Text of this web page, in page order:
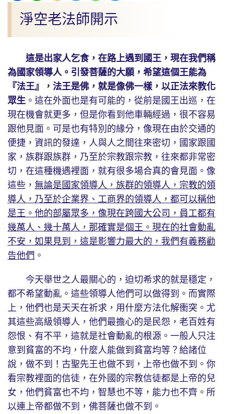
淨空老法師開示
這是出家人乞食，在路上遇到國王，現在我們稱
為國家領導人。引發菩薩的大願，希望這個王能為
『法王』，法王是佛，就是像佛一樣，以正法來教化
眾生 。這在外面也是有可能的，從前是國王出巡，在
現在機會就更多，但是你看到他車輛經過，很不容易
跟他見面。可是也有特別的緣分，像現在由於交通的
便捷，資訊的發達，人與人之間往來密切，國家跟國
家，族群跟族群，乃至於宗教跟宗教，往來都非常密
切，在這種機遇裡面，就有很多場合真的會見面。像
這些， 無論是國家領導人，族群的領導人，宗教的領
導人，乃至於企業界、工商界的領導人，都可以稱他
是王。他的部屬眾多，像現在跨國大公司，員工都有
幾萬人、幾十萬人，那確實是個王。現在的社會動亂
不安，如果見到，這是影響力最大的，我們有義務勸
告他們 。
今天舉世之人最關心的，迫切希求的就是穩定，
都不希望動亂。這些領導人他們可以做得到。而實際
上，他們也是天天在祈求，用什麼方法化解衝突。尤
其這些高級領導人，他們最擔心的是民怨，老百姓有
怨恨、有不平，這就是社會動亂的根源。一般人只注
意到貧富的不均，什麼人能做到貧富均等？給諸位
說，做不到！古聖先王也做不到，上帝也做不到。你
看宗教裡面的信徒，在外國的宗教信徒都是上帝的兒
女，他們貧富也不均，智慧也不等，能力也不齊。所
以連上帝都做不到，佛菩薩也做不到。